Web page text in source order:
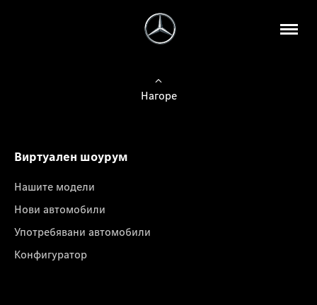
Нагоре
Виртуален шоурум
Нашите модели
Нови автомобили
Употребявани автомобили
Конфигуратор